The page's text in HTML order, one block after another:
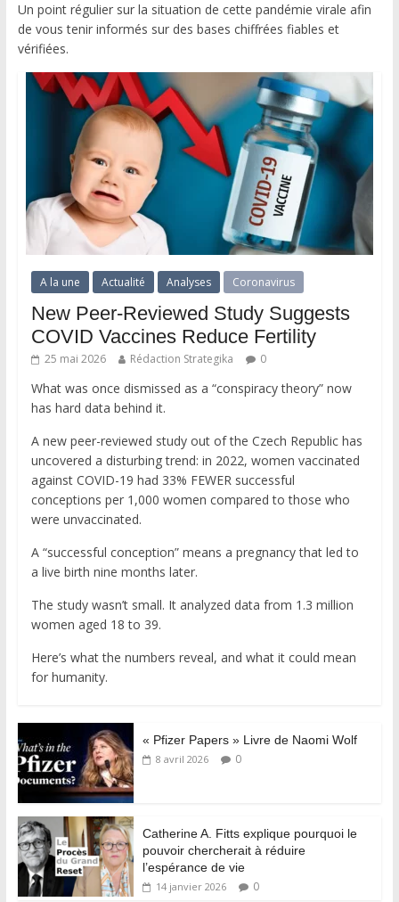
Un point régulier sur la situation de cette pandémie virale afin
de vous tenir informés sur des bases chiffrées fiables et
vérifiées.
A la une Actualité Analyses Coronavirus
New Peer-Reviewed Study Suggests
COVID Vaccines Reduce Fertility
25 mai 2026 Rédaction Strategika 0
What was once dismissed as a “conspiracy theory” now
has hard data behind it.
A new peer-reviewed study out of the Czech Republic has
uncovered a disturbing trend: in 2022, women vaccinated
against COVID-19 had 33% FEWER successful
conceptions per 1,000 women compared to those who
were unvaccinated.
A “successful conception” means a pregnancy that led to
a live birth nine months later.
The study wasn’t small. It analyzed data from 1.3 million
women aged 18 to 39.
Here’s what the numbers reveal, and what it could mean
for humanity.
« Pfizer Papers » Livre de Naomi Wolf
8 avril 2026 0
Catherine A. Fitts explique pourquoi le
pouvoir chercherait à réduire
l’espérance de vie
14 janvier 2026 0